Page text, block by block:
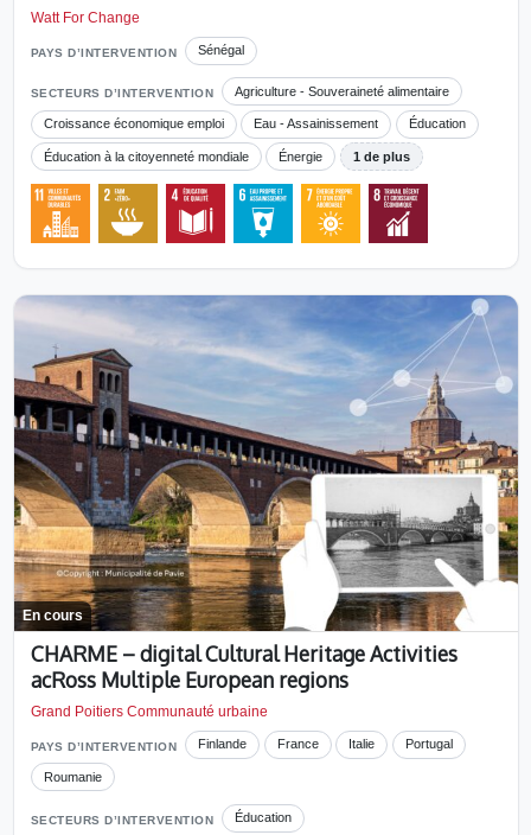
Watt For Change
PAYS D’INTERVENTION Sénégal
SECTEURS D’INTERVENTION Agriculture - Souveraineté alimentaire
Croissance économique emploi Eau - Assainissement Éducation
Éducation à la citoyenneté mondiale Énergie 1 de plus
En cours
CHARME – digital Cultural Heritage Activities
acRoss Multiple European regions
Grand Poitiers Communauté urbaine
PAYS D’INTERVENTION Finlande France Italie Portugal
Roumanie
SECTEURS D’INTERVENTION Éducation